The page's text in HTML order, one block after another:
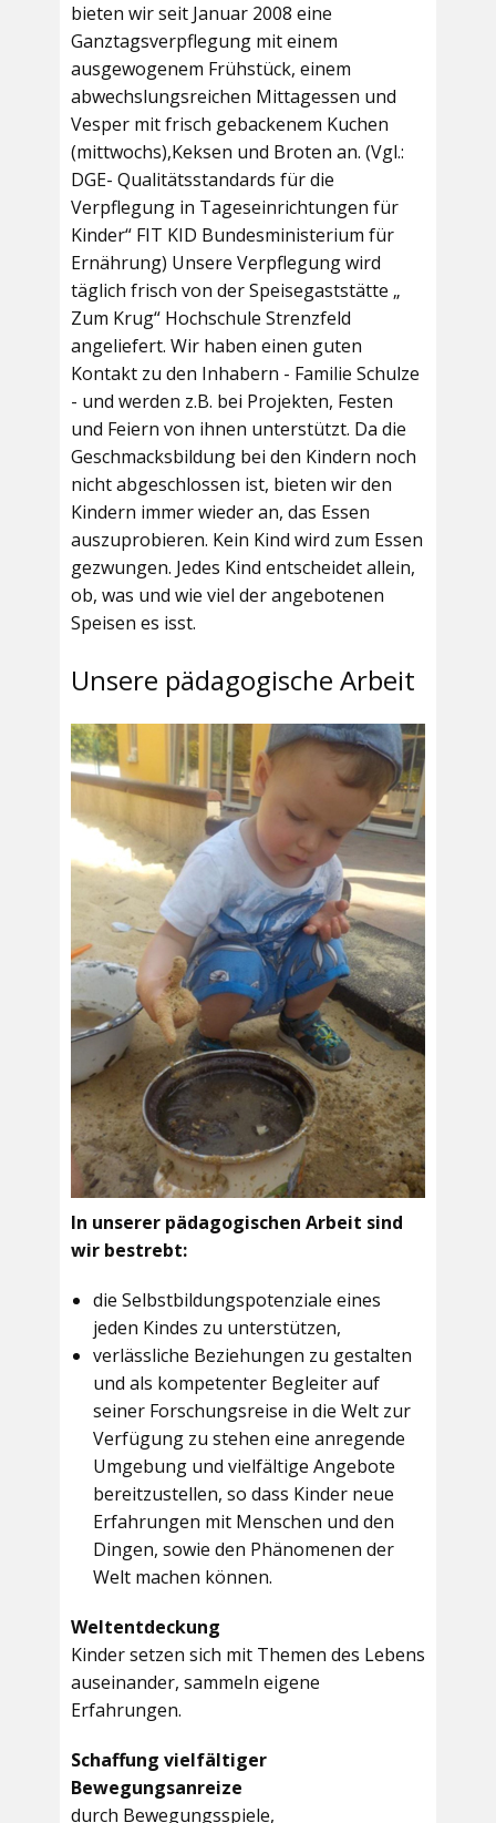
bieten wir seit Januar 2008 eine
Ganztagsverpflegung mit einem
ausgewogenem Frühstück, einem
abwechslungsreichen Mittagessen und
Vesper mit frisch gebackenem Kuchen
(mittwochs),Keksen und Broten an. (Vgl.:
DGE- Qualitätsstandards für die
Verpflegung in Tageseinrichtungen für
Kinder“ FIT KID Bundesministerium für
Ernährung) Unsere Verpflegung wird
täglich frisch von der Speisegaststätte „
Zum Krug“ Hochschule Strenzfeld
angeliefert. Wir haben einen guten
Kontakt zu den Inhabern - Familie Schulze
- und werden z.B. bei Projekten, Festen
und Feiern von ihnen unterstützt. Da die
Geschmacksbildung bei den Kindern noch
nicht abgeschlossen ist, bieten wir den
Kindern immer wieder an, das Essen
auszuprobieren. Kein Kind wird zum Essen
gezwungen. Jedes Kind entscheidet allein,
ob, was und wie viel der angebotenen
Speisen es isst.
Unsere pädagogische Arbeit
In unserer pädagogischen Arbeit sind
wir bestrebt:
die Selbstbildungspotenziale eines
jeden Kindes zu unterstützen,
verlässliche Beziehungen zu gestalten
und als kompetenter Begleiter auf
seiner Forschungsreise in die Welt zur
Verfügung zu stehen eine anregende
Umgebung und vielfältige Angebote
bereitzustellen, so dass Kinder neue
Erfahrungen mit Menschen und den
Dingen, sowie den Phänomenen der
Welt machen können.
Weltentdeckung
Kinder setzen sich mit Themen des Lebens
auseinander, sammeln eigene
Erfahrungen.
Schaffung vielfältiger
Bewegungsanreize
durch Bewegungsspiele,